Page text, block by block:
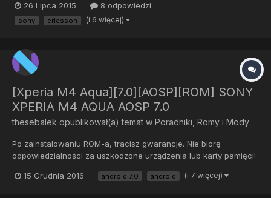
Czy może ktoś mi podać instrukcję krok po kroku? Pozdrawiam
26 Lipca 2015 8 odpowiedzi
sony ericsson (i 6 więcej)
[Xperia M4 Aqua][7.0][AOSP][ROM] SONY
XPERIA M4 AQUA AOSP 7.0
thesebalek opublikował(a) temat w Poradniki, Romy i Mody
Po zainstalowaniu ROM-a, tracisz gwarancje. Nie biorę
odpowiedzialności za uszkodzone urządzenia lub karty pamięci!
http://www.mediafire.com/file/e3au1ee8whogtfr/aosp_e2303-
15 Grudnia 2016 android 7.0 android (i 7 więcej)